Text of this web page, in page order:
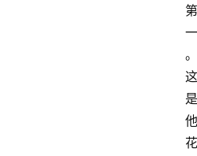
第
一
。
这
是
他
花